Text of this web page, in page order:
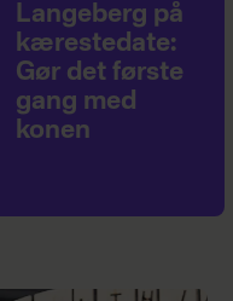
Langeberg på
kærestedate:
Gør det første
gang med
konen